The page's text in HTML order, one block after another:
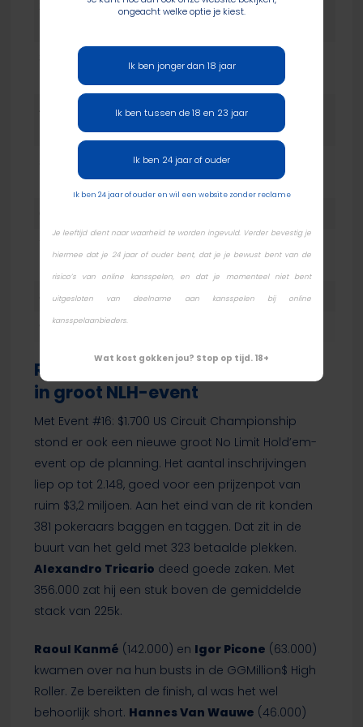
Justin
11,135,000 111
Harlan
Karnofsky
52
Honghao
Zhang
3,960,000
Duveau
3,300,000
Daniel Hill 2,890,000 29
Thai Dinh
Raoul Kanmé en drie Belgen door
in groot NLH-event
Met Event #16: $1.700 US Circuit Championship
stond er ook een nieuwe groot No Limit Hold’em-
event op de planning. Het aantal inschrijvingen
liep op tot 2.148, goed voor een prijzenpot van
ruim $3,2 miljoen. Aan het eind van de rit konden
381 pokeraars baggen en taggen. Dat zit in de
buurt van het geld met 323 betaalde plekken.
Alexandro Tricario deed goede zaken. Met
356.000 zat hij een stuk boven de gemiddelde
stack van 225k.
Raoul Kanmé (142.000) en Igor Picone (63.000)
kwamen over na hun busts in de GGMillion$ High
Roller. Ze bereikten de finish, al was het wel
behoorlijk short. Hannes Van Wauwe (46.000)
ongeacht welke optie je kiest.
Ik ben jonger dan 18 jaar
Ik ben tussen de 18 en 23 jaar
Ik ben 24 jaar of ouder
Ik ben 24 jaar of ouder en wil een website zonder reclame
Je leeftijd dient naar waarheid te worden ingevuld. Verder bevestig je
hiermee dat je 24 jaar of ouder bent, dat je je bewust bent van de
risico’s van online kansspelen, en dat je momenteel niet bent
uitgesloten van deelname aan kansspelen bij online
kansspelaanbieders.
Wat kost gokken jou? Stop op tijd. 18+